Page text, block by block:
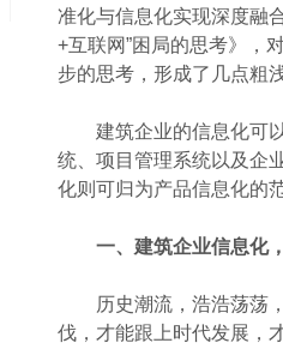
准化与信息化实现深度融
+互联网”困局的思考》，
步的思考，形成了几点粗
建筑企业的信息化可以
统、项目管理系统以及企
化则可归为产品信息化的
一、建筑企业信息化
历史潮流，浩浩荡荡，
伐，才能跟上时代发展，